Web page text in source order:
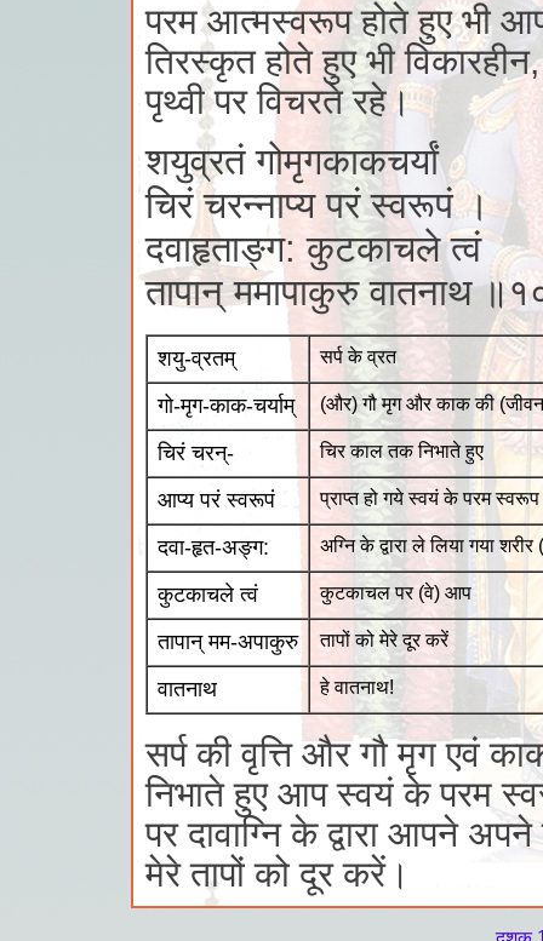
परम आत्मस्वरूप होते हुए भी
तिरस्कृत होते हुए भी
पृथ्वी पर विचरते रहे।
शयुव्रतं गोमृगकाकचर्यां
चिरं चरन्नाप्य परं स्वरूपं ।
दवाहृताङ्ग: कुटकाचले त्वं
तापान् ममापाकुरु वातनाथ
शयु-व्रतम् सर्प के व्रत
गो-मृग-काक-चर्याम् (और) गौ मृग और काक की
चिरं चरन्- चिर काल तक निभाते हुए
आप्य परं स्वरूपं प्राप्त हो गये स्वयं के परम स्वरूप
दवा-हृत-अङ्ग: अग्नि के द्वारा ले लिया गया
कुटकाचले त्वं कुटकाचल पर (वे) आप
तापान् मम-अपाकुरु तापों को मेरे दूर करें
वातनाथ हे वातनाथ!
सर्प की वृत्ति और गौ मृग एवं
निभाते हुए आप स्वयं के परम
पर दावाग्नि के द्वारा आपने
मेरे तापों को दूर करें।